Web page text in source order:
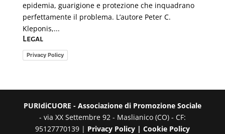
epidemia, guarigione e protezione che inquadrano
perfettamente il problema. L’autore Peter C.
Kleponis,...
Legal
Privacy Policy
PURIdiCUORE - Associazione di Promozione Sociale
- via XX Settembre 92 - Maslianico (CO) - CF:
95127770139 | Privacy Policy | Cookie Policy